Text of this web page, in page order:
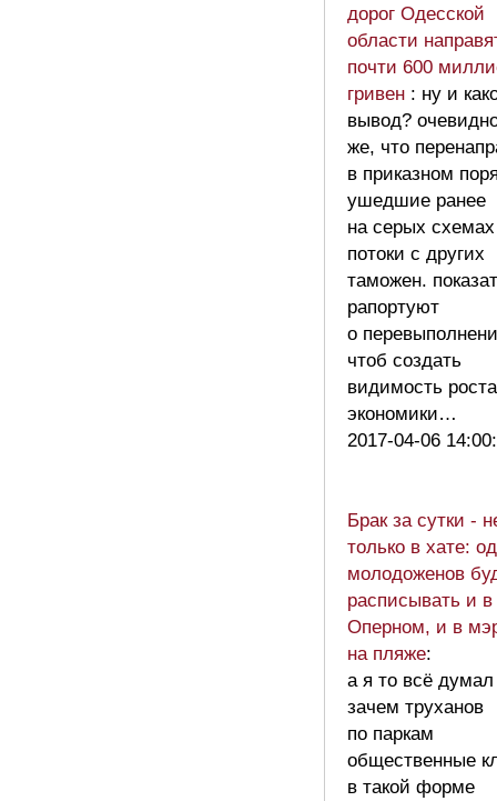
дорог Одесской
области
почти 600
гривен : ну и
вывод?
же, что
в приказном
ушедшие ранее
на серых схемах
потоки с других
таможен.
рапортуют
о
чтоб создать
видимость роста
экономики…
2017-04-06
Брак за сутки -
только в хате:
молодоженов
расписывать и в
Оперном, и в
на пляже:
а я то всё
зачем труханов
по паркам
общественные
в такой форме